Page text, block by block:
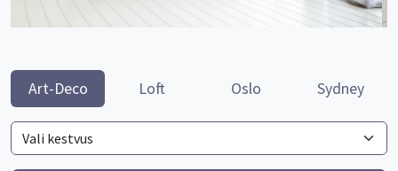
Art-Deco Loft Oslo Sydney